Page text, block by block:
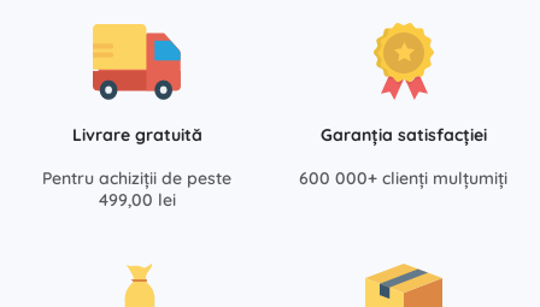
Livrare gratuită
Pentru achiziții de peste
499,00 lei
Garanția satisfacției
600 000+ clienți mulțumiți